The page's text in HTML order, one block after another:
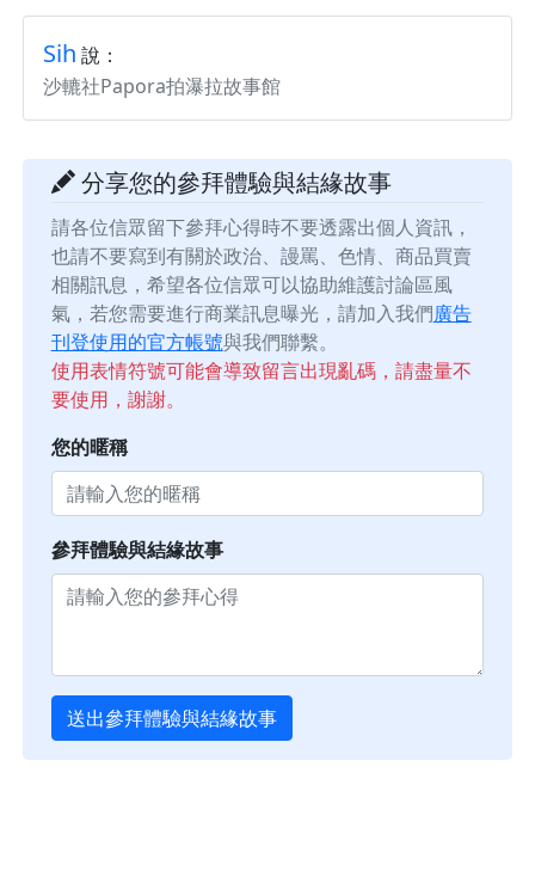
Sih 說：
沙轆社Papora拍瀑拉故事館
分享您的參拜體驗與結緣故事
請各位信眾留下參拜心得時不要透露出個人資訊，
也請不要寫到有關於政治、謾罵、色情、商品買賣
相關訊息，希望各位信眾可以協助維護討論區風
氣，若您需要進行商業訊息曝光，請加入我們廣告
刊登使用的官方帳號與我們聯繫。
使用表情符號可能會導致留言出現亂碼，請盡量不
要使用，謝謝。
您的暱稱
參拜體驗與結緣故事
送出參拜體驗與結緣故事